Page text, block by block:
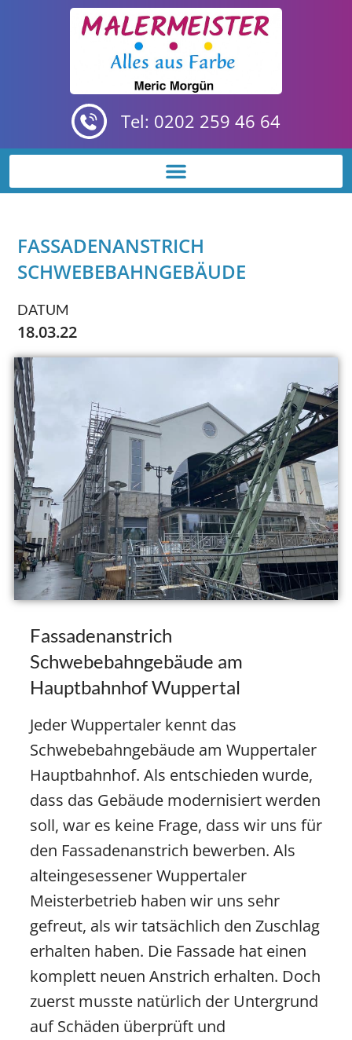
Tel: 0202 259 46 64
FASSADENANSTRICH
SCHWEBEBAHNGEBÄUDE
DATUM
18.03.22
Fassadenanstrich
Schwebebahngebäude am
Hauptbahnhof Wuppertal
Jeder Wuppertaler kennt das
Schwebebahngebäude am Wuppertaler
Hauptbahnhof. Als entschieden wurde,
dass das Gebäude modernisiert werden
soll, war es keine Frage, dass wir uns für
den Fassadenanstrich bewerben. Als
alteingesessener Wuppertaler
Meisterbetrieb haben wir uns sehr
gefreut, als wir tatsächlich den Zuschlag
erhalten haben. Die Fassade hat einen
komplett neuen Anstrich erhalten. Doch
zuerst musste natürlich der Untergrund
auf Schäden überprüft und